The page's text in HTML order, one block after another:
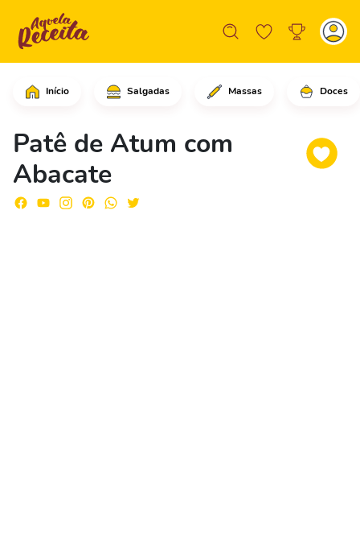
Início Salgadas Massas Doces
Patê de Atum com
Abacate
Comece adicionando o atum nos